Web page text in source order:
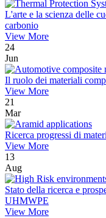
L'arte e la scienza delle
carbonio
View More
24
Jun
Il ruolo dei materiali
View More
21
Mar
Ricerca progressi di
View More
13
Aug
Stato della ricerca e
UHMWPE
View More